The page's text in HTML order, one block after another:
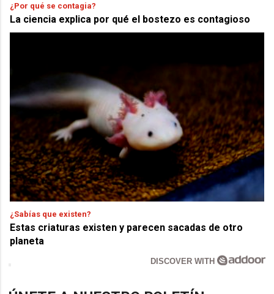
¿Por qué se contagia?
La ciencia explica por qué el bostezo es contagioso
¿Sabías que existen?
Estas criaturas existen y parecen sacadas de otro
planeta
DISCOVER WITH